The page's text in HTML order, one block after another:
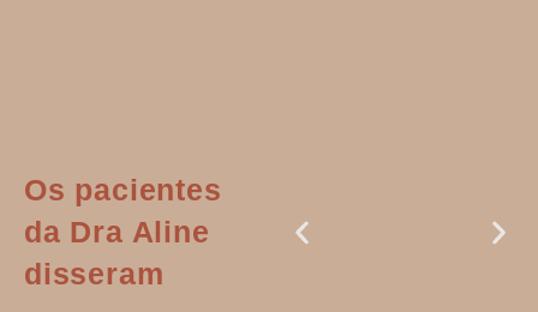
Os pacientes
da Dra Aline
disseram